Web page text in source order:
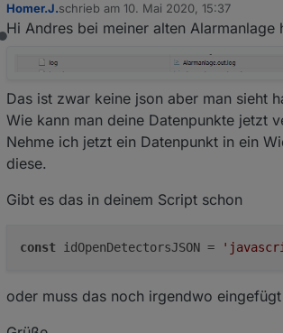
Vielleicht noch zum
einsetzen für alle / innen /
const
var jsonString =
var obj =
var detectors =
while (i <
log("id: " +
log("Gerät: " +
Offline
Homer.J.schrieb am 10. Mai 2020, 15:37
zuletzt editiert von
Hi Andres bei meiner alten Alarmanlage
Das ist zwar keine json aber man sieht
Wie kann man deine Datenpunkte jetzt
Nehme ich jetzt ein Datenpunkt in ein
diese.
Gibt es das in deinem Script schon
const idOpenDetectorsJSON =
oder muss das noch irgendwo